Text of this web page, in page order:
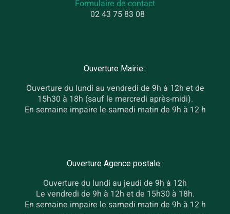
Formulaire de contact
02 43 75 83 08
Ouverture Mairie :
Ouverture du lundi au vendredi de 9h à 12h et de
15h30 à 18h (sauf le mercredi après-midi).
En semaine impaire le samedi matin de 9h à 12 h
Ouverture Agence postale :
Ouverture du lundi au jeudi de 9h à 12h
Le vendredi de 9h à 12h et de 15h30 à 18h.
En semaine impaire le samedi matin de 9h à 12 h